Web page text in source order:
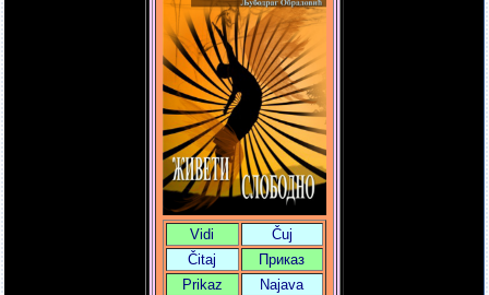
Vidi
Čuj
Čitaj
Приказ
Prikaz
Najava